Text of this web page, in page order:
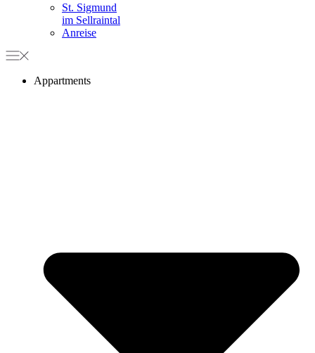
St. Sigmund
im Sellraintal
Anreise
Appartments